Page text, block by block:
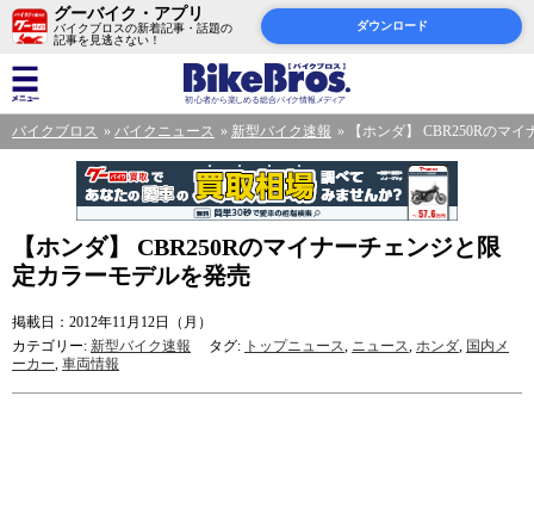
グーバイク・アプリ
バイクブロスの新着記事・話題の
記事を見逃さない！
ダウンロード
バイクブロス バイクニュース 新型バイク速報 【ホンダ】 CBR250Rのマ
【ホンダ】 CBR250Rのマイナーチェンジと限
定カラーモデルを発売
掲載日：2012年11月12日（月）
カテゴリー: 新型バイク速報 タグ: トップニュース, ニュース, ホンダ, 国内メ
ーカー, 車両情報